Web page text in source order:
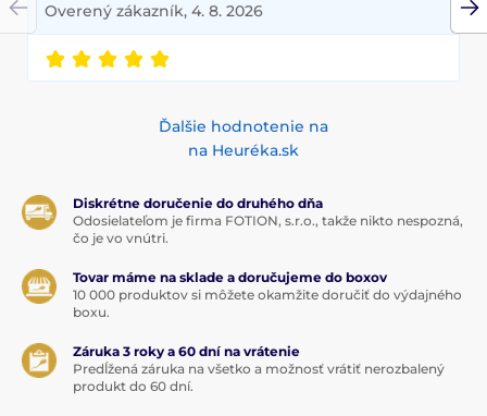
Overený zákazník, 4. 8. 2026
Ďalšie hodnotenie na
na Heuréka.sk
Diskrétne doručenie do druhého dňa
Odosielateľom je firma FOTION, s.r.o., takže nikto nespozná,
čo je vo vnútri.
Tovar máme na sklade a doručujeme do boxov
10 000 produktov si môžete okamžite doručiť do výdajného
boxu.
Záruka 3 roky a 60 dní na vrátenie
Predĺžená záruka na všetko a možnosť vrátiť nerozbalený
produkt do 60 dní.